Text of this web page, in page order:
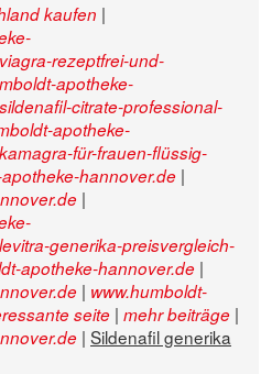
kaufen |
rezeptfrei-und-
apotheke-
citrate-professional-
apotheke-
für-frauen-flüssig-
hannover.de |
|
generika-preisvergleich-
apotheke-hannover.de |
| www.humboldt-
seite | mehr beiträge |
| Sildenafil generika